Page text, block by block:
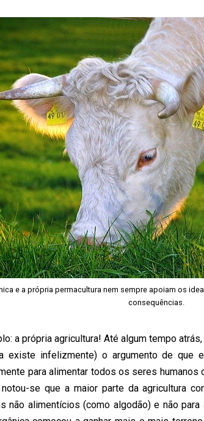
e a própria permacultura nem sempre apoiam os
consequências.
a própria agricultura! Até algum tempo
existe infelizmente) o argumento de que
para alimentar todos os seres humanos
se que a maior parte da agricultura
não alimentícios (como algodão) e não